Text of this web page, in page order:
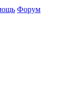
Форум